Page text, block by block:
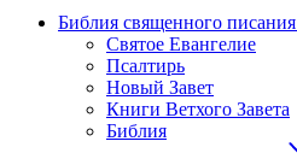
Библия священного писания
Святое Евангелие
Псалтирь
Новый Завет
Книги Ветхого Завета
Библия